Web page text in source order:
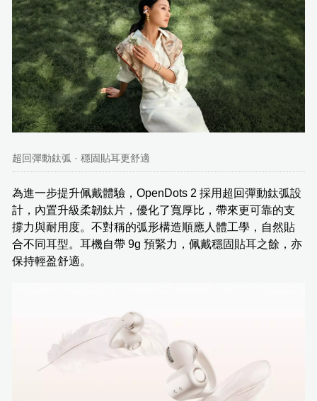
超回彈動鈦弧 · 穩固貼耳更舒適
為進一步提升佩戴體驗，OpenDots 2 採用超回彈動鈦弧設
計，內置升級柔韌鈦片，優化了寬厚比，帶來更可靠的支
撐力與耐用度。不對稱的弧形構造順應人體工學，自然貼
合不同耳型。耳機自帶 9g 預緊力，佩戴穩固貼耳之餘，亦
保持輕盈舒適。